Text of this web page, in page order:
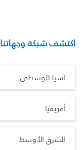
اكتشف شبكة وجهاتنا
آسيا الوسطى
أفريقيا
الشرق الأوسط